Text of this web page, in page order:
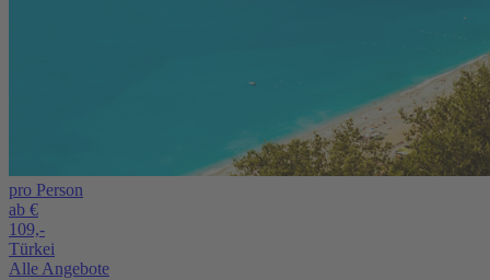
pro Person
ab €
109,-
Türkei
Alle Angebote